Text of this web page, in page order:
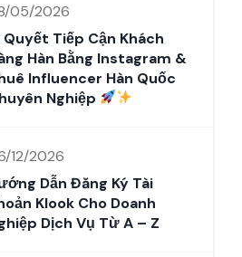
05/2026
Quyết Tiếp Cận Khách
Hàn Bằng Instagram &
Influencer Hàn Quốc
Nghiệp
12/2026
Dẫn Đăng Ký Tài
Klook Cho Doanh
Dịch Vụ Từ A – Z